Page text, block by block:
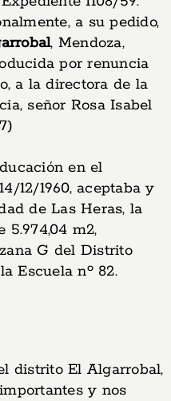
a su pedido,
, Mendoza,
por renuncia
a la directora de la
señor Rosa Isabel
en el
12/1960, aceptaba y
de Las Heras, la
5.974,04 m2,
G del Distrito
Escuela nº 82.
distrito El Algarrobal,
y nos